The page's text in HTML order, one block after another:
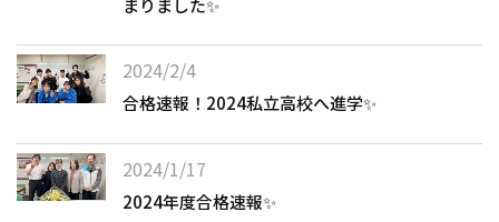
2024/2/4
合格速報！2024私立高校へ進学✨
2024/1/17
2024年度合格速報✨